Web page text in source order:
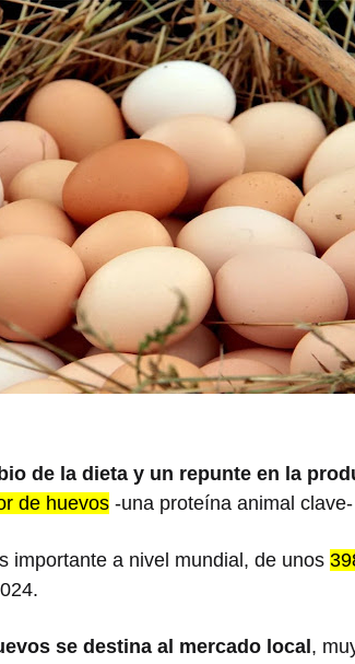
de la dieta y un repunte en la
de huevos -una proteína animal
importante a nivel mundial, de unos
se destina al mercado local ,